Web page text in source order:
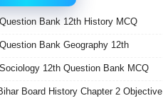
Bank 12th History MCQ
Bank Geography 12th
12th Question Bank MCQ
Board History Chapter 2 Objective